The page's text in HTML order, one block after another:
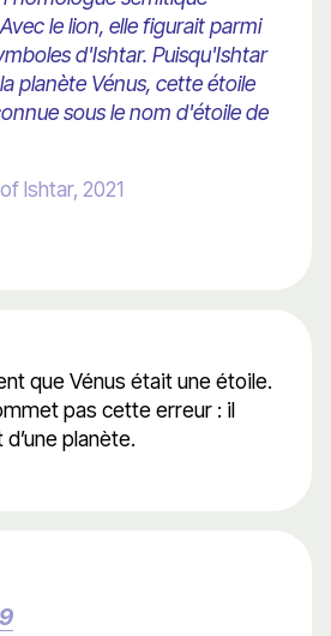
le lion, elle figurait parmi
d'Ishtar. Puisqu'Ishtar
planète Vénus, cette étoile
sous le nom d'étoile de
Ishtar, 2021
que Vénus était une étoile.
pas cette erreur : il
d’une planète.